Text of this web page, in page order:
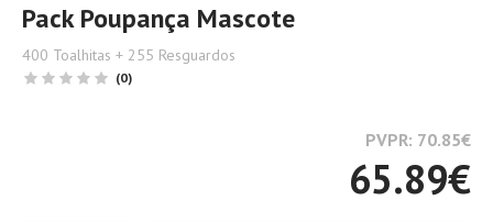
Pack Poupança Mascote
400 Toalhitas + 255 Resguardos
(0)
PVPR: 70.85€
65.89€